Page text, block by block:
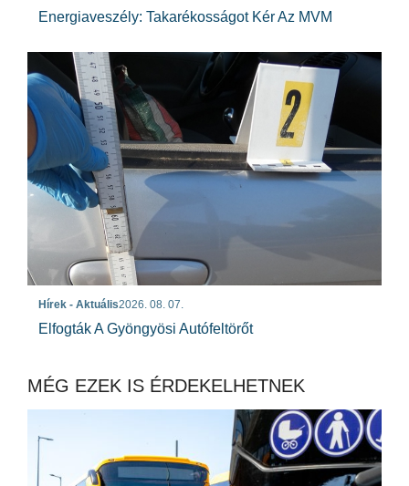
Energiaveszély: Takarékosságot Kér Az MVM
Hírek - Aktuális2026. 08. 07.
Elfogták A Gyöngyösi Autófeltörőt
MÉG EZEK IS ÉRDEKELHETNEK